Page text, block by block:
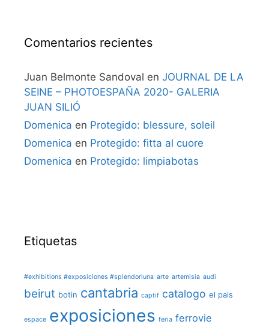
Comentarios recientes
Juan Belmonte Sandoval en JOURNAL DE LA
SEINE – PHOTOESPAÑA 2020- GALERIA
JUAN SILIÓ
Domenica en Protegido: blessure, soleil
Domenica en Protegido: fitta al cuore
Domenica en Protegido: limpiabotas
Etiquetas
#exhibitions #exposiciones #splendorluna arte artemisia audi
beirut botin cantabria captif catalogo el pais
espace exposiciones feria ferrovie